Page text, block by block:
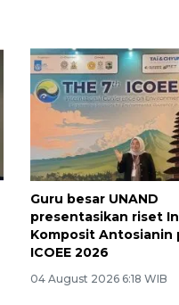
Guru besar UNAND
presentasikan riset
Komposit Antosianin
ICOEE 2026
04 August 2026 6:18 WIB